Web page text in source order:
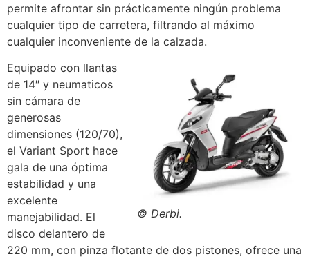
permite afrontar sin prácticamente ningún problema
cualquier tipo de carretera, filtrando al máximo
cualquier inconveniente de la calzada.
© Derbi.
Equipado con llantas
de 14″ y neumaticos
sin cámara de
generosas
dimensiones (120/70),
el Variant Sport hace
gala de una óptima
estabilidad y una
excelente
manejabilidad. El
disco delantero de
220 mm, con pinza flotante de dos pistones, ofrece una